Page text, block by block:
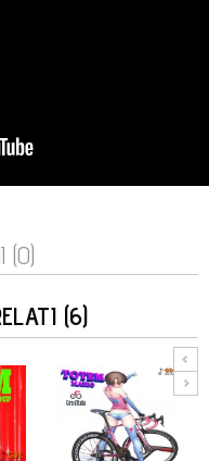
(0)
(6)